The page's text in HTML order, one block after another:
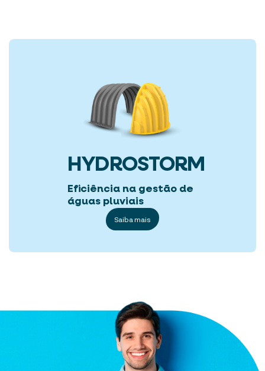
HYDROSTORM
Eficiência na gestão de
águas pluviais
Saiba mais